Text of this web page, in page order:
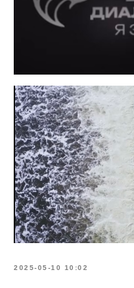
2025-05-10 10:02